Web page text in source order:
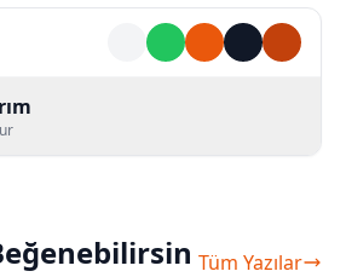
Tüm Yazılar